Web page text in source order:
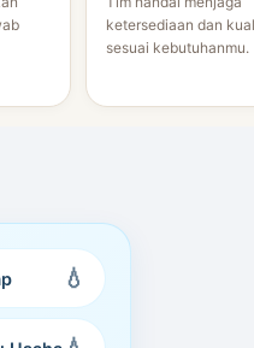
ketersediaan dan
sesuai kebutuhanmu.